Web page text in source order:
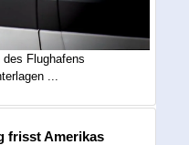
Flughafens
...
frisst Amerikas